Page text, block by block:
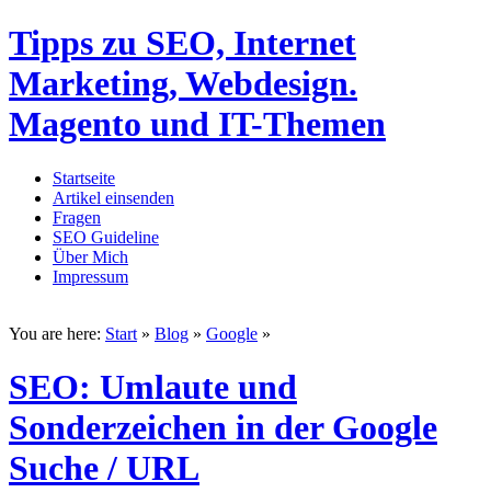
Tipps zu SEO, Internet
Marketing, Webdesign.
Magento und IT-Themen
Startseite
Artikel einsenden
Fragen
SEO Guideline
Über Mich
Impressum
You are here: Start » Blog » Google »
SEO: Umlaute und
Sonderzeichen in der Google
Suche / URL